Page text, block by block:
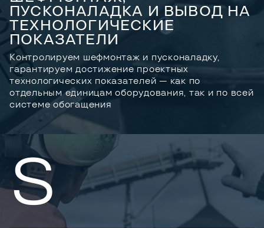
ПУСКОНАЛАДКА И ВЫВОД НА
ТЕХНОЛОГИЧЕСКИЕ
ПОКАЗАТЕЛИ
Контролируем шефмонтаж и пусконаладку,
гарантируем достижение проектных
технологических показателей — как по
отдельным единицам оборудования, так и по всей
системе обогащения
S